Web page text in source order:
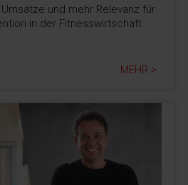
und mehr Relevanz für
in der Fitnesswirtschaft.
MEHR >